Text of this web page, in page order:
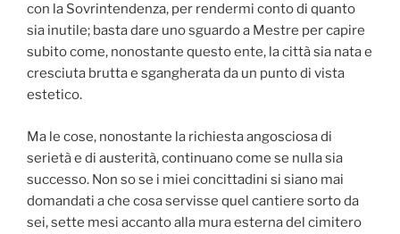
con la Sovrintendenza, per rendermi conto di quanto
sia inutile; basta dare uno sguardo a Mestre per capire
subito come, nonostante questo ente, la città sia nata e
cresciuta brutta e sgangherata da un punto di vista
estetico.
Ma le cose, nonostante la richiesta angosciosa di
serietà e di austerità, continuano come se nulla sia
successo. Non so se i miei concittadini si siano mai
domandati a che cosa servisse quel cantiere sorto da
sei, sette mesi accanto alla mura esterna del cimitero